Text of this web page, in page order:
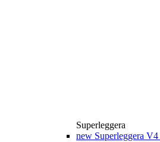
Superleggera
new Superleggera